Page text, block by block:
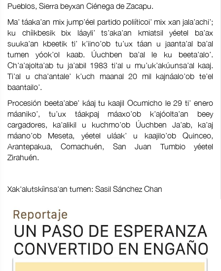
Pueblos, Sierra beyxan Ciénega de Zacapu.
Ma’ táaka’an mix jump’éel partido poliíticoi’ mix xan jala’achi’;
ku chíikbesik bix láayli’ ts’aka’an kmiatsil yéetel ba’ax
suuka’an kbeetik ti’ k’iino’ob tu’ux táan u jaanta’al ba’al
tumen yóok’ol kaab. Úuchben ba’al le ku beeta’alo’.
Ch’a’ajolta’ab tu ja’abil 1983 ti’al u mu’uk’akúunsa’al kaaj.
Ti’al u cha’antale’ k’uch maanal 20 mil kajnáalo’ob te’el
baantailo’.
Procesión beeta’abe’ káaj tu kaajil Ocumicho le 29 ti’ enero
máaniko’, tu’ux táakpaj máaxo’ob k’ajóolta’an beey
cargadores, ka’alikil u kuchmo’ob Úuchben Ja’ab, ka’aj
máano’ob Meseta, yéetel uláak’ u kaajilo’ob Quinceo,
Arantepakua, Comachuén, San Juan Tumbio yéetel
Zirahuén.
Xak'alutskíinsa'an tumen: Sasil Sánchez Chan